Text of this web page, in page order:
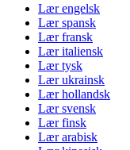
Lær engelsk
Lær spansk
Lær fransk
Lær italiensk
Lær tysk
Lær ukrainsk
Lær hollandsk
Lær svensk
Lær finsk
Lær arabisk